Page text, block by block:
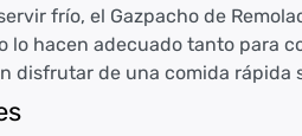
frío, el Gazpacho de
lo hacen adecuado tanto para
disfrutar de una comida rápida